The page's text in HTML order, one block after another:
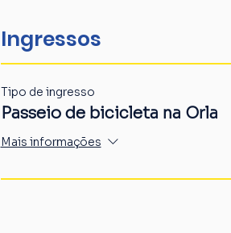
Ingressos
Tipo de ingresso
Passeio de bicicleta na Orla
Mais informações